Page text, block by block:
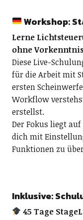
Workshop:
Lerne
ohne
Diese Live-
für die Arbeit mit
ersten
Workflow
erstellst.
Der Fokus liegt
dich mit
Funktionen zu
Inklusive:
45 Tage